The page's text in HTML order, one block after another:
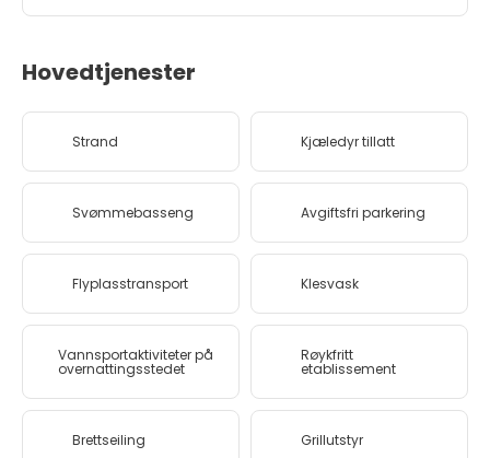
Hovedtjenester
Strand Kjæledyr tillatt
Svømmebasseng Avgiftsfri parkering
Flyplasstransport Klesvask
Vannsportaktiviteter på
overnattingsstedet
Røykfritt
etablissement
Brettseiling Grillutstyr